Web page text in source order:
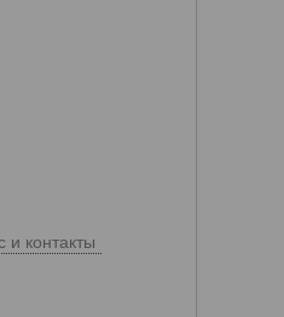
и контакты